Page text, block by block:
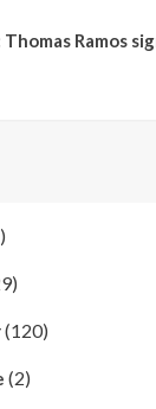
Ramos
(120)
(2)